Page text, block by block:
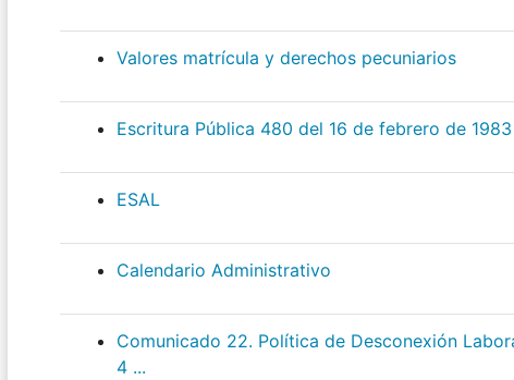
Valores matrícula y derechos pecuniarios
Escritura Pública 480 del 16 de febrero de 1983
ESAL
Calendario Administrativo
Comunicado 22. Política de Desconexión
4 ...